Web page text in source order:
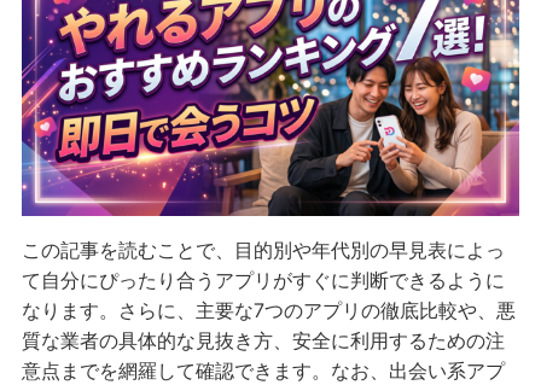
この記事を読むことで、目的別や年代別の早見表によっ
て自分にぴったり合うアプリがすぐに判断できるように
なります。さらに、主要な7つのアプリの徹底比較や、悪
質な業者の具体的な見抜き方、安全に利用するための注
意点までを網羅して確認できます。なお、出会い系アプ